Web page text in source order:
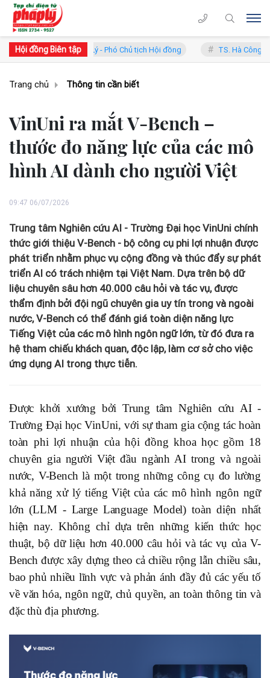
Hội đồng Biên tập
Trung Lý - Phó Chủ tịch Hội đồng TS. Hà Công Anh Bảo -
Trang chủ Thông tin cần biết
VinUni ra mắt V-Bench –
thước đo năng lực của các mô
hình AI dành cho người Việt
09:47 06/07/2026
Trung tâm Nghiên cứu AI - Trường Đại học VinUni chính
thức giới thiệu V-Bench - bộ công cụ phi lợi nhuận được
phát triển nhằm phục vụ cộng đồng và thúc đẩy sự phát
triển AI có trách nhiệm tại Việt Nam. Dựa trên bộ dữ
liệu chuyên sâu hơn 40.000 câu hỏi và tác vụ, được
thẩm định bởi đội ngũ chuyên gia uy tín trong và ngoài
nước, V-Bench có thể đánh giá toàn diện năng lực
Tiếng Việt của các mô hình ngôn ngữ lớn, từ đó đưa ra
hệ tham chiếu khách quan, độc lập, làm cơ sở cho việc
ứng dụng AI trong thực tiễn.
Được khởi xướng bởi Trung tâm Nghiên cứu AI -
Trường Đại học VinUni, với sự tham gia cộng tác hoàn
toàn phi lợi nhuận của hội đồng khoa học gồm 18
chuyên gia người Việt đầu ngành AI trong và ngoài
nước, V-Bench là một trong những công cụ đo lường
khả năng xử lý tiếng Việt của các mô hình ngôn ngữ
lớn (LLM - Large Language Model) toàn diện nhất
hiện nay. Không chỉ dựa trên những kiến thức học
thuật, bộ dữ liệu hơn 40.000 câu hỏi và tác vụ của V-
Bench được xây dựng theo cả chiều rộng lẫn chiều sâu,
bao phủ nhiều lĩnh vực và phản ánh đầy đủ các yếu tố
về văn hóa, ngôn ngữ, chủ quyền, an toàn thông tin và
đặc thù địa phương.